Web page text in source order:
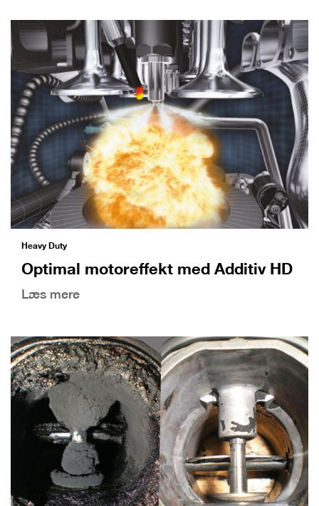
Heavy Duty
Optimal motoreffekt med Additiv HD
Læs mere